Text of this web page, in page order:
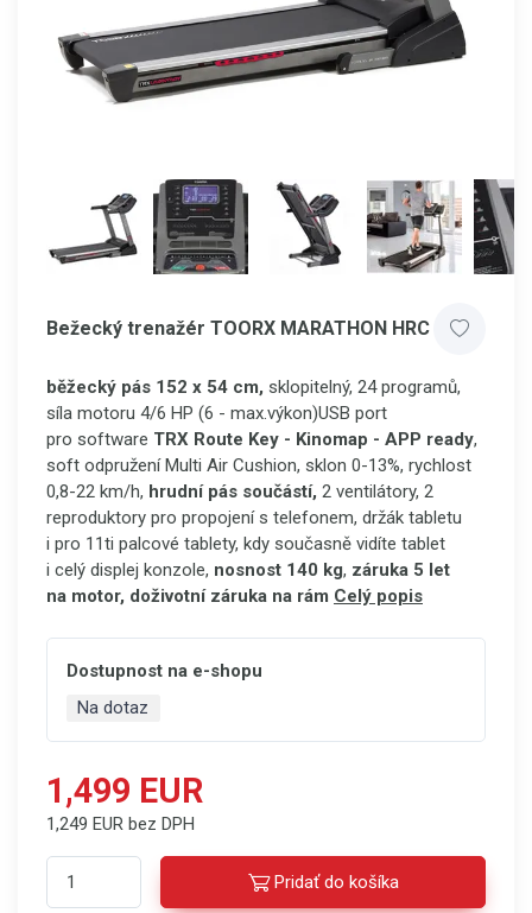
Bežecký trenažér TOORX MARATHON HRC
běžecký pás 152 x 54 cm, sklopitelný, 24 programů,
síla motoru 4/6 HP (6 - max.výkon)USB port
pro software TRX Route Key - Kinomap - APP ready,
soft odpružení Multi Air Cushion, sklon 0-13%, rychlost
0,8-22 km/h, hrudní pás součástí, 2 ventilátory, 2
reproduktory pro propojení s telefonem, držák tabletu
i pro 11ti palcové tablety, kdy současně vidíte tablet
i celý displej konzole, nosnost 140 kg, záruka 5 let
na motor, doživotní záruka na rám Celý popis
Dostupnost na e-shopu
Na dotaz
1,499 EUR
1,249 EUR bez DPH
Pridať do košíka